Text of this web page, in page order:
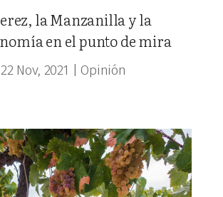
la Manzanilla y la
en el punto de mira
22 Nov, 2021 Opinión